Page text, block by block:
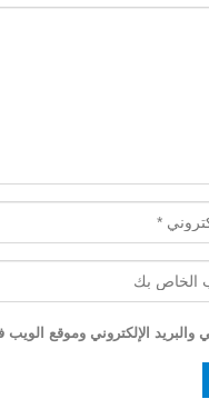
الإلكتروني وموقع الويب